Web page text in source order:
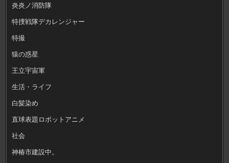
炎炎ノ消防隊
特捜戦隊デカレンジャー
特撮
猿の惑星
王立宇宙軍
生活・ライフ
白髪染め
直球表題ロボットアニメ
社会
神椿市建設中。